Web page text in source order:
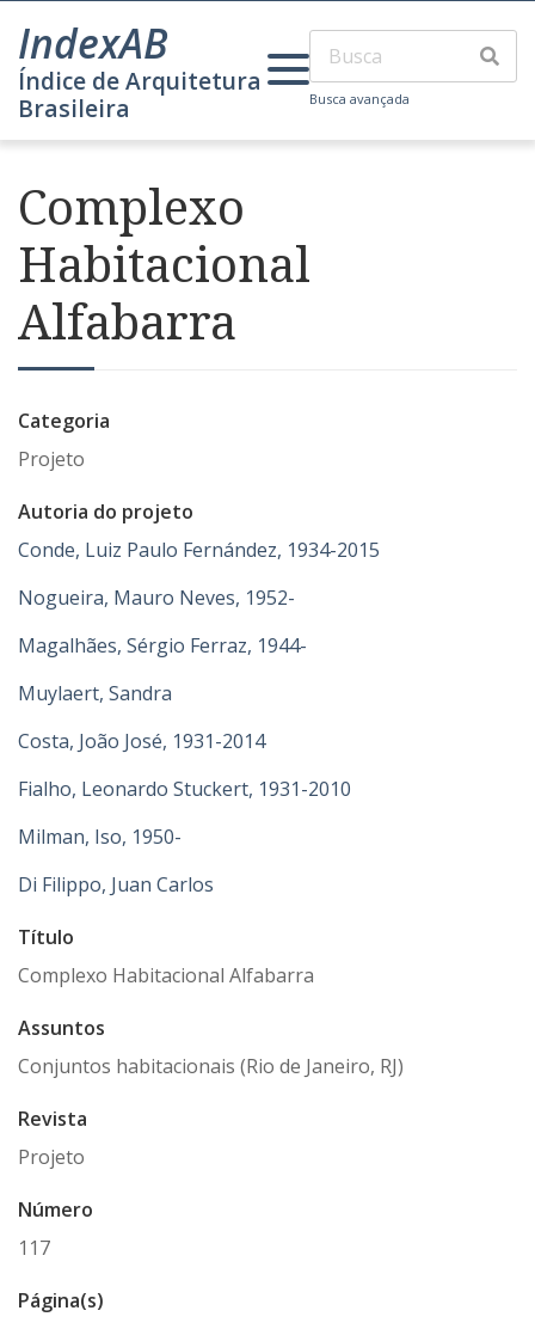
IndexAB
Índice de Arquitetura
Brasileira
Busca avançada
Complexo
Habitacional
Alfabarra
Categoria
Projeto
Autoria do projeto
Conde, Luiz Paulo Fernández, 1934-2015
Nogueira, Mauro Neves, 1952-
Magalhães, Sérgio Ferraz, 1944-
Muylaert, Sandra
Costa, João José, 1931-2014
Fialho, Leonardo Stuckert, 1931-2010
Milman, Iso, 1950-
Di Filippo, Juan Carlos
Título
Complexo Habitacional Alfabarra
Assuntos
Conjuntos habitacionais (Rio de Janeiro, RJ)
Revista
Projeto
Número
117
Página(s)